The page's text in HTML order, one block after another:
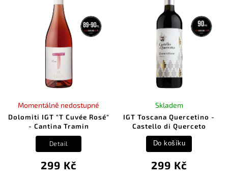
Dolomiti IGT "T Cuvée Rosé"
- Cantina Tramin
Momentálně nedostupné
299 Kč
Detail
IGT Toscana Quercetino -
Castello di Querceto
Skladem
299 Kč
Do košíku